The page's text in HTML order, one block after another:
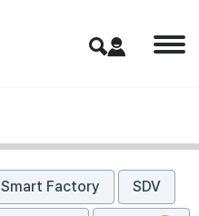
Smart Factory SDV